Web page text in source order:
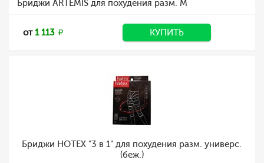
Бриджи ARTEMIS для похудения разм. M
от1 113 КУПИТЬ
Бриджи HOTEX "3 в 1" для похудения разм. универс.
(беж.)